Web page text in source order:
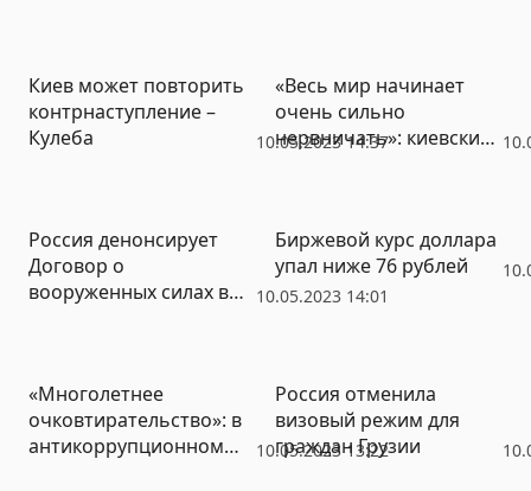
10.05.2023 14:37
Киев может повторить
контрнаступление –
Кулеба
«Весь мир начинает
очень сильно
нервничать»: киевский
10.05.2023 14:01
Россия денонсирует
Договор о
вооруженных силах в
Биржевой курс доллара
упал ниже 76 рублей
10.05.2023 13:22
«Многолетнее
очковтирательство»: в
антикоррупционном
Россия отменила
визовый режим для
граждан Грузии